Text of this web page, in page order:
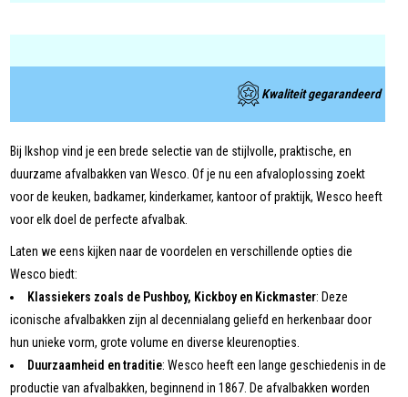
Kwaliteit gegarandeerd
Bij Ikshop vind je een brede selectie van de stijlvolle, praktische, en
duurzame afvalbakken van Wesco. Of je nu een afvaloplossing zoekt
voor de keuken, badkamer, kinderkamer, kantoor of praktijk, Wesco heeft
voor elk doel de perfecte afvalbak.
Laten we eens kijken naar de voordelen en verschillende opties die
Wesco biedt:
Klassiekers zoals de Pushboy, Kickboy en Kickmaster: Deze
iconische afvalbakken zijn al decennialang geliefd en herkenbaar door
hun unieke vorm, grote volume en diverse kleurenopties.
Duurzaamheid en traditie: Wesco heeft een lange geschiedenis in de
productie van afvalbakken, beginnend in 1867. De afvalbakken worden